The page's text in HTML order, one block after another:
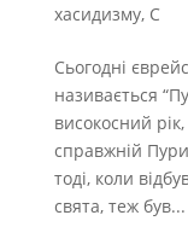
хасидизму, С
Сьогодні
називається
високосний
справжній
тоді, коли
свята, теж був...